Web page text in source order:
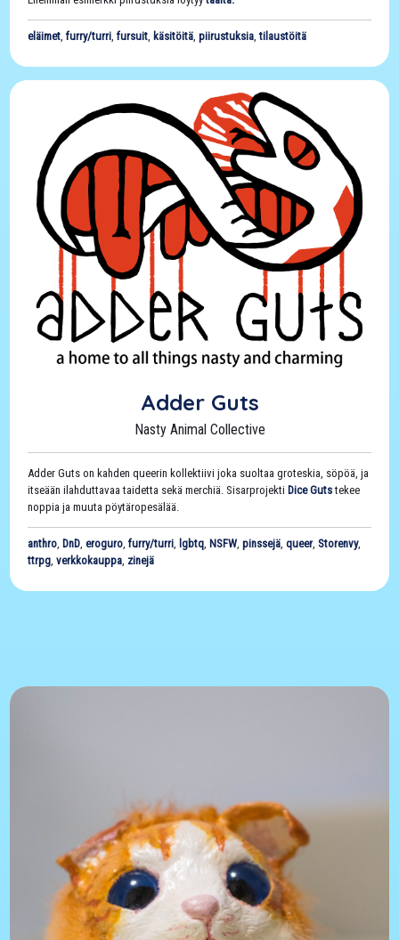
eläimet, furry/turri, fursuit, käsitöitä, piirustuksia,tilaustöitä
Adder Guts
Nasty Animal Collective
Adder Guts on kahden queerin kollektiivi joka suoltaa groteskia, söpöä, ja
itseään ilahduttavaa taidetta sekä merchiä. Sisarprojekti Dice Gutstekee
noppia ja muuta pöytäropesälää.
anthro, DnD, eroguro, furry/turri, lgbtq, NSFW, pinssejä, queer, Storenvy,
ttrpg, verkkokauppa, zinejä